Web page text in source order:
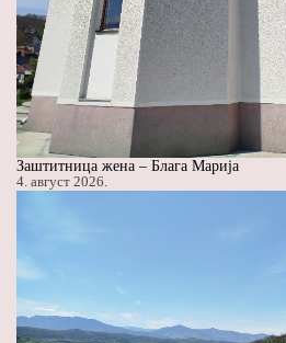
Заштитница жена – Блага Марија
4. август 2026.